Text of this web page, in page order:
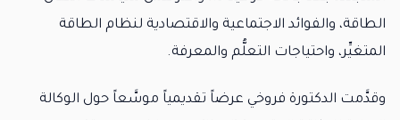
الطاقة، والفوائد الاجتماعية والاقتصادية لنظام الطاقة
المتغيِّر، واحتياجات التعلُّم والمعرفة.
وقدَّمت الدكتورة فروخي عرضاً تقديمياً موسَّعاً حول الوكالة